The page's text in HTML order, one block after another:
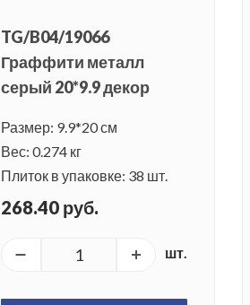
TG/B04/19066
Граффити металл
серый 20*9.9 декор
Размер: 9.9*20 см
Вес: 0.274 кг
Плиток в упаковке: 38 шт.
268.40 руб.
шт.